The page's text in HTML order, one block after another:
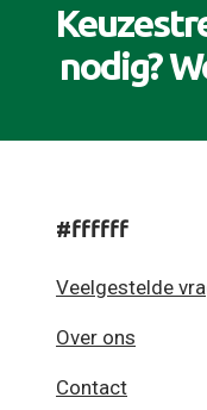
nodig?
#ffffff
Veelgestelde
Over ons
Contact